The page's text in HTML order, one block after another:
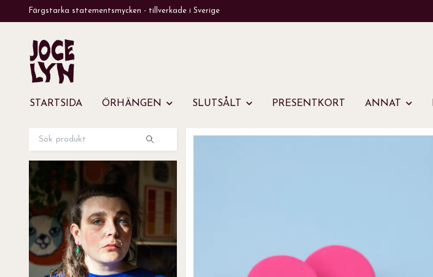
Färgstarka statementsmycken - tillverkade i Sverige
STARTSIDA ÖRHÄNGEN SLUTSÅLT PRESENTKORT ANNAT